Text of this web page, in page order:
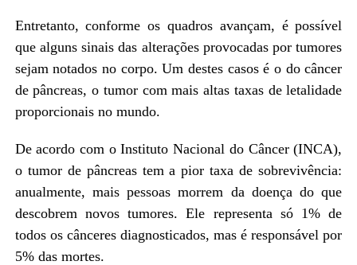
Entretanto, conforme os quadros avançam, é possível
que alguns sinais das alterações provocadas por tumores
sejam notados no corpo. Um destes casos é o do câncer
de pâncreas, o tumor com mais altas taxas de letalidade
proporcionais no mundo.
De acordo com o Instituto Nacional do Câncer (INCA),
o tumor de pâncreas tem a pior taxa de sobrevivência:
anualmente, mais pessoas morrem da doença do que
descobrem novos tumores. Ele representa só 1% de
todos os cânceres diagnosticados, mas é responsável por
5% das mortes.